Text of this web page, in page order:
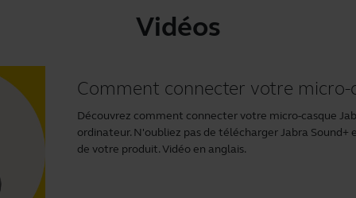
Vidéos
Comment connecter votre micro-
Découvrez comment connecter votre micro-casque
ordinateur. N'oubliez pas de téléchargerJabra Sound+
de votre produit. Vidéo en anglais.